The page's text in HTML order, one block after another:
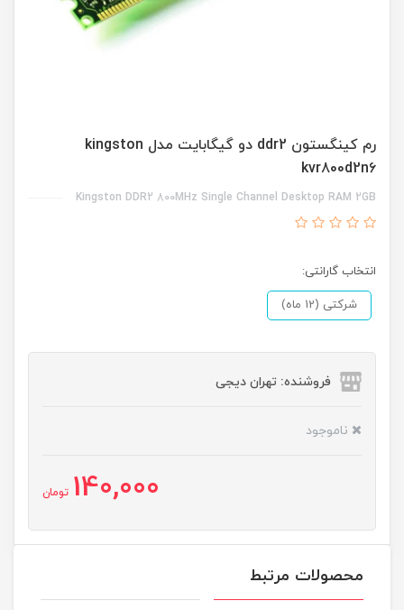
رم کینگستون ddr2 دو گیگابایت مدل kingston
kvr800d2n6
Kingston DDR2 800MHz Single Channel Desktop RAM 2GB
انتخاب گارانتی:
شرکتی (12 ماه)
فروشنده: تهران دیجی
ناموجود
140,000 تومان
محصولات مرتبط